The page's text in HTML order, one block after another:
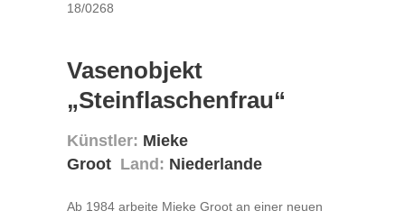
18/0268
Vasenobjekt
„Steinflaschenfrau“
Künstler: Mieke
Groot Land: Niederlande
Ab 1984 arbeite Mieke Groot an einer neuen